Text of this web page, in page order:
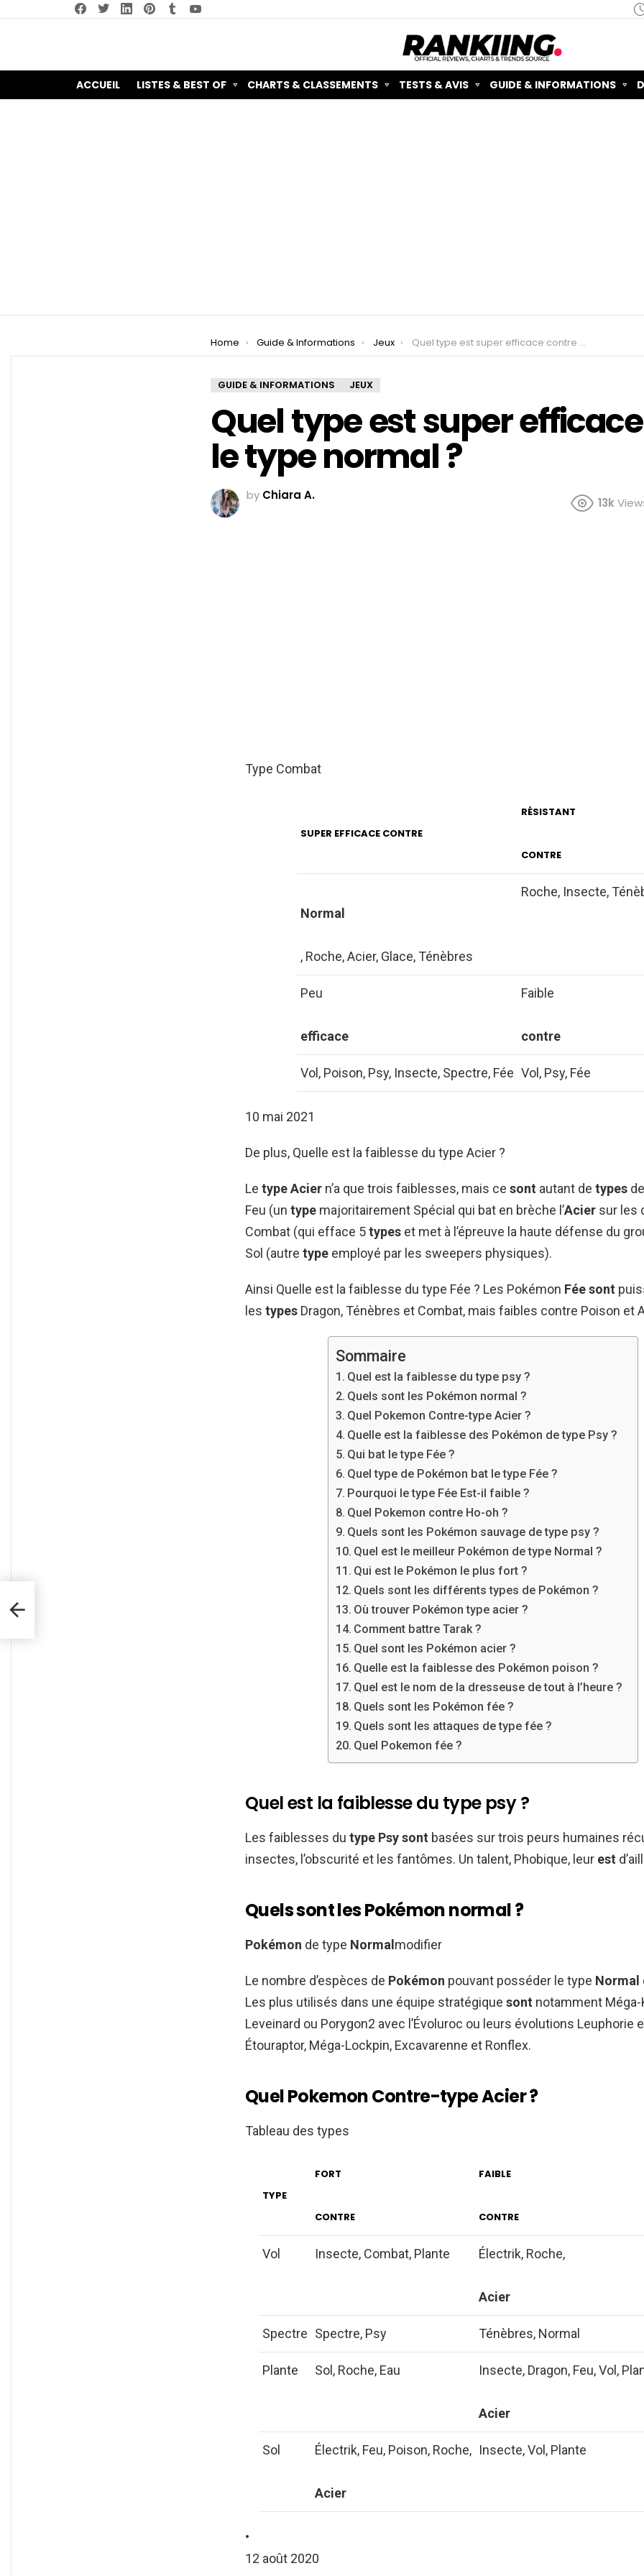
facebooktwitterlinkedin pinterest
ACCUEIL LISTES & BEST OF CHARTS & CLASSEMENTS TESTS & AVIS GUIDE & INFORMATIONS
You are here:
Home Guide & Informations Jeux Quel type est super efficace contre le type normal ?
GUIDE & INFORMATIONS JEUX
Quel type est super
le type normal ?
by Chiara A.
13k
Type Combat
SUPER EFFICACE CONTRE
RÉSISTANT
CONTRE
Normal
, Roche, Acier, Glace, Ténèbres
Roche, Insecte,
Peu
efficace
Faible
contre
Vol, Poison, Psy, Insecte, Spectre, Fée Vol, Psy, Fée
10 mai 2021
De plus, Quelle est la faiblesse du type Acier ?
Le type Acier n’a que trois faiblesses, mais ce sont autant de types
Feu (un type majoritairement Spécial qui bat en brèche l’Acier sur les
Combat (qui efface 5types et met à l’épreuve la haute défense du
Sol (autre type employé par les sweepers physiques).
Ainsi Quelle est la faiblesse du type Fée ? Les Pokémon Fée sont
les types Dragon, Ténèbres et Combat, mais faibles contre Poison et
Sommaire
Quel est la faiblesse du type psy ?
Quels sont les Pokémon normal ?
Quel Pokemon Contre-type Acier ?
Quelle est la faiblesse des Pokémon de type Psy ?
Qui bat le type Fée ?
Quel type de Pokémon bat le type Fée ?
Pourquoi le type Fée Est-il faible ?
Quel Pokemon contre Ho-oh ?
Quels sont les Pokémon sauvage de type psy ?
Quel est le meilleur Pokémon de type Normal ?
Qui est le Pokémon le plus fort ?
Quels sont les différents types de Pokémon ?
Où trouver Pokémon type acier ?
Comment battre Tarak ?
Quel sont les Pokémon acier ?
Quelle est la faiblesse des Pokémon poison ?
Quel est le nom de la dresseuse de tout à l’heure ?
Quels sont les Pokémon fée ?
Quels sont les attaques de type fée ?
Quel Pokemon fée ?
Quel est la faiblesse du type psy ?
Les faiblesses du type Psy sont basées sur trois peurs humaines
insectes, l’obscurité et les fantômes. Un talent, Phobique, leur est
Quels sont les Pokémon normal ?
Pokémon de type Normalmodifier
Le nombre d’espèces de Pokémon pouvant posséder le type Normal
Les plus utilisés dans une équipe stratégique sont notamment Méga-
Leveinard ou Porygon2 avec l’Évoluroc ou leurs évolutions Leuphorie
Étouraptor, Méga-Lockpin, Excavarenne et Ronflex.
Quel Pokemon Contre-type Acier ?
Tableau des types
TYPE
FORT
CONTRE
FAIBLE
CONTRE
Vol Insecte, Combat, Plante Électrik, Roche,
Acier
Spectre Spectre, Psy Ténèbres, Normal
Plante Sol, Roche, Eau Insecte, Dragon, Feu, Vol,
Acier
Sol Électrik, Feu, Poison, Roche,
Acier
Insecte, Vol, Plante
•
12 août 2020